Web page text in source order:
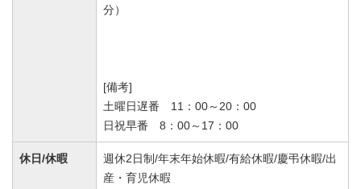
分）
[備考]
土曜日遅番 11：00～20：00
日祝早番 8：00～17：00
休日/休暇
週休2日制/年末年始休暇/有給休暇/慶弔休暇/出
産・育児休暇